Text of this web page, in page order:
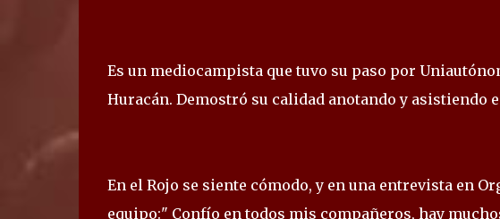
Es un mediocampista que tuvo su paso por
Huracán. Demostró su calidad anotando y asistiendo
En el Rojo se siente cómodo, y en una entrevista en
equipo:" Confío en todos mis compañeros, hay